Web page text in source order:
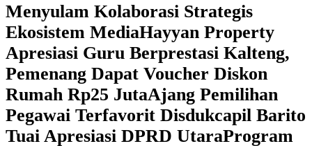
Menyulam Kolaborasi Strategis
Ekosistem MediaHayyan Property
Apresiasi Guru Berprestasi Kalteng,
Pemenang Dapat Voucher Diskon
Rumah Rp25 JutaAjang Pemilihan
Pegawai Terfavorit Disdukcapil Barito
Tuai Apresiasi DPRD UtaraProgram